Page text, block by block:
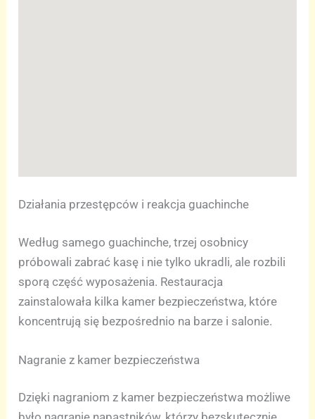
Działania przestępców i reakcja guachinche
Według samego guachinche, trzej osobnicy
próbowali zabrać kasę i nie tylko ukradli, ale rozbili
sporą część wyposażenia. Restauracja
zainstalowała kilka kamer bezpieczeństwa, które
koncentrują się bezpośrednio na barze i salonie.
Nagranie z kamer bezpieczeństwa
Dzięki nagraniom z kamer bezpieczeństwa możliwe